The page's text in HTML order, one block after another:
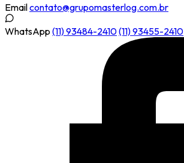
Emailcontato@grupomasterlog.com.br
WhatsApp (11) 93484-2410(11) 93455-2410